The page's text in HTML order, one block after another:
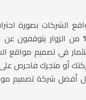
الشركات بصورة
كبير في جذب العملاء والمستخدمين؛ فقد دلت الإحصائيات على أن
في تصميم مواقع
أو متجرك فاحرص
أفضل شركة تصميم